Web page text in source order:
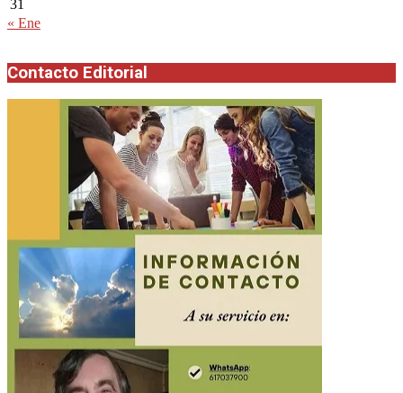
31
« Ene
Contacto Editorial